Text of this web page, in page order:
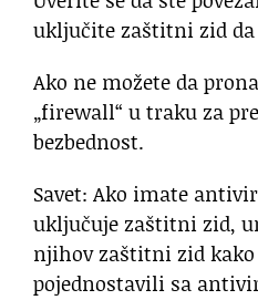
uključite zaštitni zid da
Ako ne možete da
„firewall“ u traku za
bezbednost.
Savet: Ako imate
uključuje zaštitni zid,
njihov zaštitni zid kako
pojednostavili sa